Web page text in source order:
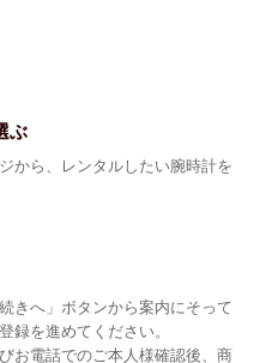
ぶ
から、レンタルしたい腕時計を
きへ」ボタンから案内にそって
録を進めてください。
お電話でのご本人様確認後、商